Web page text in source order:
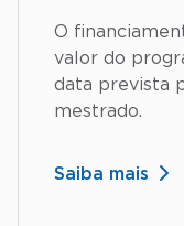
O
valor do
data prevista
mestrado.
Saiba mais